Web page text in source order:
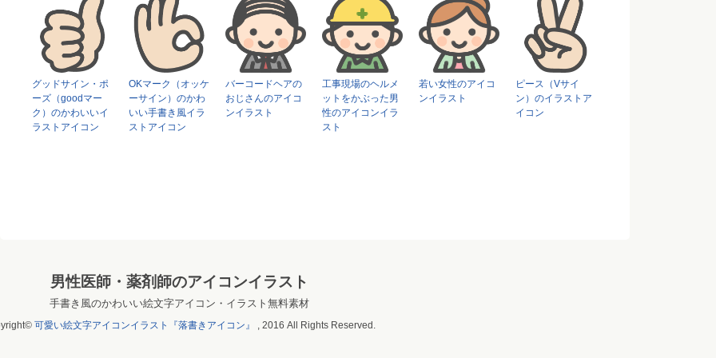
グッドサイン・ポ
ーズ（goodマー
ク）のかわいいイ
ラストアイコン
OKマーク（オッケ
ーサイン）のかわ
いい手書き風イラ
ストアイコン
バーコードヘアの
おじさんのアイコ
ンイラスト
工事現場のヘルメ
ットをかぶった男
性のアイコンイラ
スト
若い女性のアイコ
ンイラスト
ピース（Vサイ
ン）のイラストア
イコン
男性医師・薬剤師のアイコンイラスト
手書き風のかわいい絵文字アイコン・イラスト無料素材
可愛い絵文字アイコンイラスト『落書きアイコン』 , 2016 All Rights Reserved.